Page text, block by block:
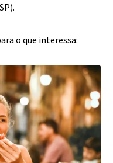
o que interessa: